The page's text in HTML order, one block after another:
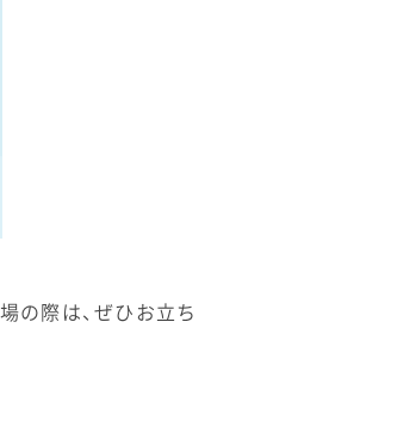
の際は、ぜひお立ち